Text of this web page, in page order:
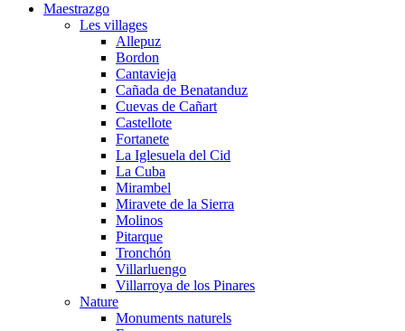
Maestrazgo
Les villages
Allepuz
Bordon
Cantavieja
Cañada de Benatanduz
Cuevas de Cañart
Castellote
Fortanete
La Iglesuela del Cid
La Cuba
Mirambel
Miravete de la Sierra
Molinos
Pitarque
Tronchón
Villarluengo
Villarroya de los Pinares
Nature
Monuments naturels